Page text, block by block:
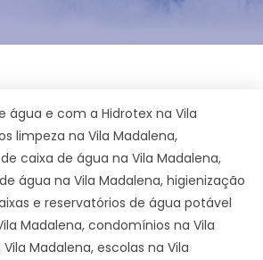
água e com a Hidrotex na Vila
limpeza na Vila Madalena,
caixa de água na Vila Madalena,
água na Vila Madalena, higienização
e reservatórios de água potável
Madalena, condomínios na Vila
Madalena, escolas na Vila